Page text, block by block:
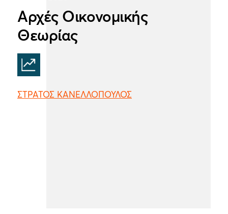
Αρχές Οικονομικής
Θεωρίας
ΣΤΡΑΤΟΣ ΚΑΝΕΛΛΟΠΟΥΛΟΣ